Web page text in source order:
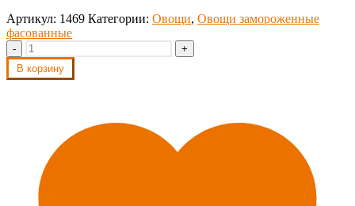
Артикул: 1469 Категории: Овощи, Овощи замороженные
фасованные
-
+
В корзину